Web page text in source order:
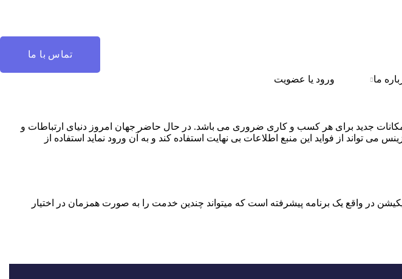
تماس با ما
ما ورود یا عضویت
جدید برای هر کسب و کاری ضروری می باشد. در حال حاضر جهان امروز دنیای ارتباطات و
تواند از فواید این منبع اطلاعات بی نهایت استفاده کند و به آن ورود نماید استفاده از
در واقع یک برنامه پیشرفته است که میتواند چندین خدمت را به صورت همزمان در اختیار